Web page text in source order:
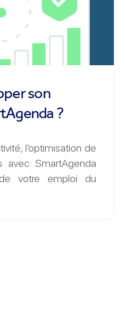
son
?
l’optimisation de
SmartAgenda
votre emploi du